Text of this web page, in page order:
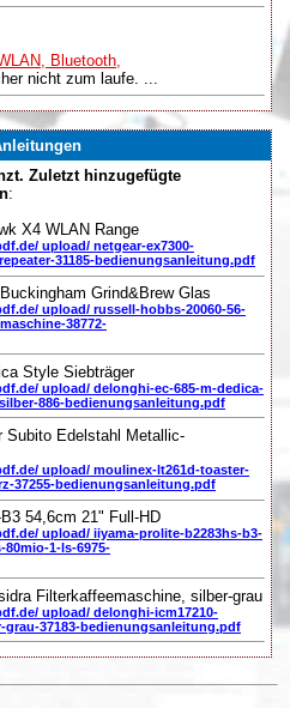
Bluetooth,
nicht zum laufe. ...
Zuletzt hinzugefügte
:
X4 WLAN Range
upload/ netgear-ex7300-
31185-bedienungsanleitung.pdf
Grind&Brew Glas
upload/ russell-hobbs-20060-56-
38772-
Style Siebträger
upload/ delonghi-ec-685-m-dedica-
886-bedienungsanleitung.pdf
Subito Edelstahl Metallic-
upload/ moulinex-lt261d-toaster-
37255-bedienungsanleitung.pdf
54,6cm 21" Full-HD
upload/ iiyama-prolite-b2283hs-b3-
1-ls-6975-
Filterkaffeemaschine, silber-grau
upload/ delonghi-icm17210-
37183-bedienungsanleitung.pdf